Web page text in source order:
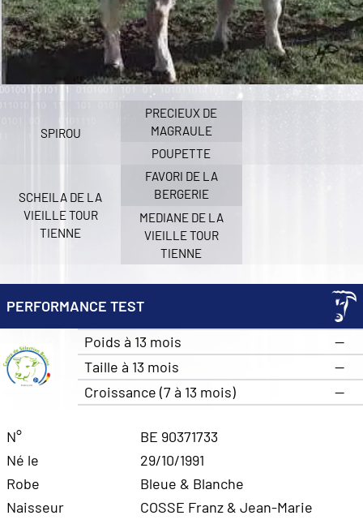
SPIROU
PRECIEUX DE
MAGRAULE
POUPETTE
SCHEILA DE LA
VIEILLE TOUR
TIENNE
FAVORI DE LA
BERGERIE
MEDIANE DE LA
VIEILLE TOUR
TIENNE
PERFORMANCE TEST
Poids à 13 mois
—
Taille à 13 mois
—
Croissance (7 à 13 mois)
—
N°
BE 90371733
Né le
29/10/1991
Robe
Bleue & Blanche
Naisseur
COSSE Franz & Jean-Marie